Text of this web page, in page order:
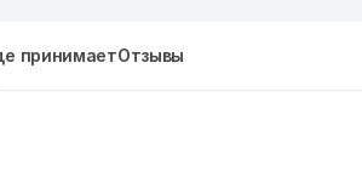
принимаетОтзывы